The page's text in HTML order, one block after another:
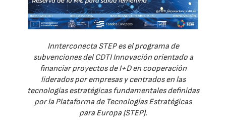
Innterconecta STEP es el programa de
subvenciones del CDTI Innovación orientado a
financiar proyectos de I+D en cooperación
liderados por empresas y centrados en las
tecnologías estratégicas fundamentales definidas
por la Plataforma de Tecnologías Estratégicas
para Europa (STEP).